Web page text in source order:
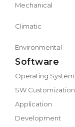
Mechanical
Climatic
Environmental
Software
Operating System
SW Customization
Application
Development